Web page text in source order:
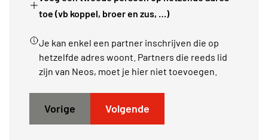
toe (vb koppel, broer en zus, …)
Je kan enkel een partner inschrijven die op
hetzelfde adres woont. Partners die reeds lid
zijn van Neos, moet je hier niet toevoegen.
Vorige Volgende